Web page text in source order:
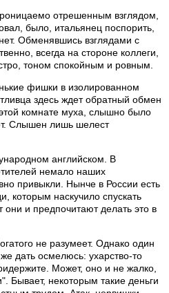
отрешенным взглядом,
было, итальянец поспорить,
Обменявшись взглядами с
всегда на стороне коллеги,
тоном спокойным и ровным.
фишки в изолированном
здесь ждет обратный обмен
комнате муха, слышно было
Слышен лишь шелест
английском. В
немало наших
привыкли. Нынче в России есть
которым наскучило спускать
и предпочитают делать это в
не разумеет. Однако один
дать осмелюсь: ухарство-то
Может, оно и не жалко,
Бывает, некоторым такие деньги